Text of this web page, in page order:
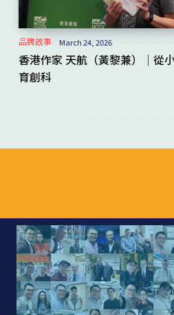
品牌故事 March 24, 2026
香港作家 天航（黃黎兼）｜從
育創科